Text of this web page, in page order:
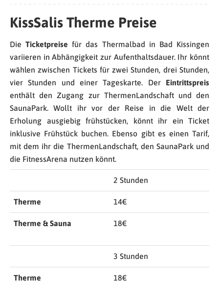
KissSalis Therme Preise
DieTicketpreise für das Thermalbad in Bad Kissingen
variieren in Abhängigkeit zur Aufenthaltsdauer. Ihr könnt
wählen zwischen Tickets für zwei Stunden, drei Stunden,
vier Stunden und einer Tageskarte. Der Eintrittspreis
enthält den Zugang zur ThermenLandschaft und den
SaunaPark. Wollt ihr vor der Reise in die Welt der
Erholung ausgiebig frühstücken, könnt ihr ein Ticket
inklusive Frühstück buchen. Ebenso gibt es einen Tarif,
mit dem ihr die ThermenLandschaft, den SaunaPark und
die FitnessArena nutzen könnt.
2 Stunden
Therme 14€
Therme & Sauna 18€
3 Stunden
Therme 18€